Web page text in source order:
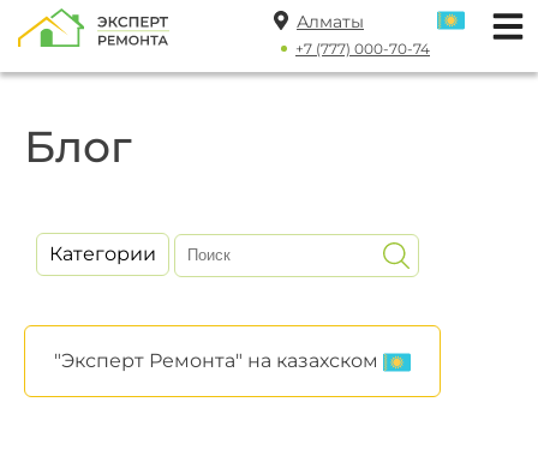
Алматы
+7 (777) 000-70-74
Блог
Категории
"Эксперт Ремонта" на казахском